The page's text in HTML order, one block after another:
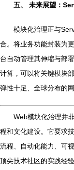
五、 未来展望：
模块化治理正与
合。将业务功能封装为
台自动管理其伸缩与部
计算，可以将关键模块
弹性十足、全球分布的
Web模块化治理并
程和文化建设。它要求
流程、自动化能力、可
顶尖技术社区的实践经